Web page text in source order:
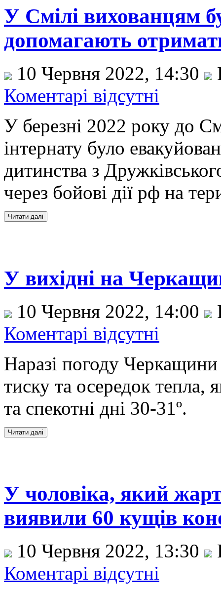
У Смілі вихованцям
допомагають
10 Червня 2022, 14:30
Коментарі відсутні
У березні 2022 року до
інтернату було
дитинства з
через бойові дії рф на
У вихідні на
10 Червня 2022, 14:00
Коментарі відсутні
Наразі погоду
тиску та осередок тепла,
та спекотні дні 30-31º.
У чоловіка, який
виявили 60 кущів
10 Червня 2022, 13:30
Коментарі відсутні